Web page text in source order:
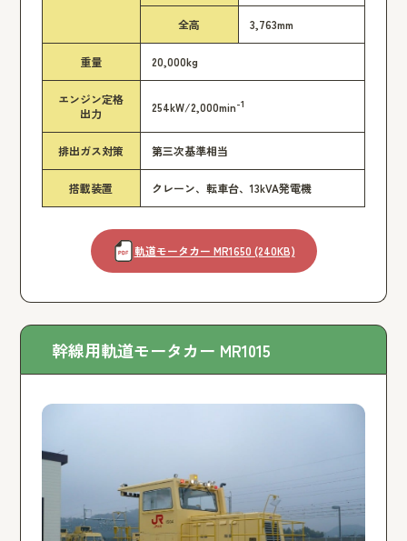
全高 3,763mm
重量 20,000kg
エンジン定格
出力
254kW/2,000min-1
排出ガス対策 第三次基準相当
搭載装置 クレーン、転車台、13kVA発電機
軌道モータカー MR1650 (240KB)
幹線用軌道モータカー MR1015